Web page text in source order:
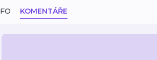
KOMENTÁŘE